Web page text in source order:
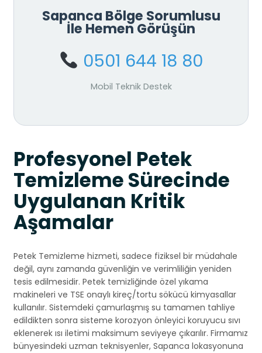
Sapanca Bölge Sorumlusu
İle Hemen Görüşün
0501 644 18 80
Mobil Teknik Destek
Profesyonel Petek
Temizleme Sürecinde
Uygulanan Kritik
Aşamalar
Petek Temizleme hizmeti, sadece fiziksel bir müdahale
değil, aynı zamanda güvenliğin ve verimliliğin yeniden
tesis edilmesidir. Petek temizliğinde özel yıkama
makineleri ve TSE onaylı kireç/tortu sökücü kimyasallar
kullanılır. Sistemdeki çamurlaşmış su tamamen tahliye
edildikten sonra sisteme korozyon önleyici koruyucu sıvı
eklenerek ısı iletimi maksimum seviyeye çıkarılır. Firmamız
bünyesindeki uzman teknisyenler, Sapanca lokasyonuna